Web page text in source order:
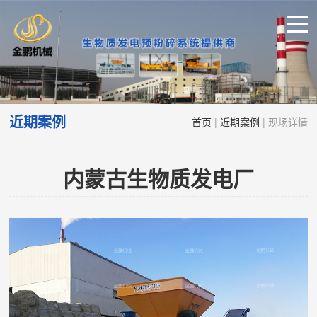
近期案例 首页 | 近期案例 | 现场详情
内蒙古生物质发电厂